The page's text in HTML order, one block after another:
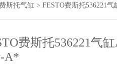
斯托气缸 > FESTO费斯托536221
费斯托536221气
A*